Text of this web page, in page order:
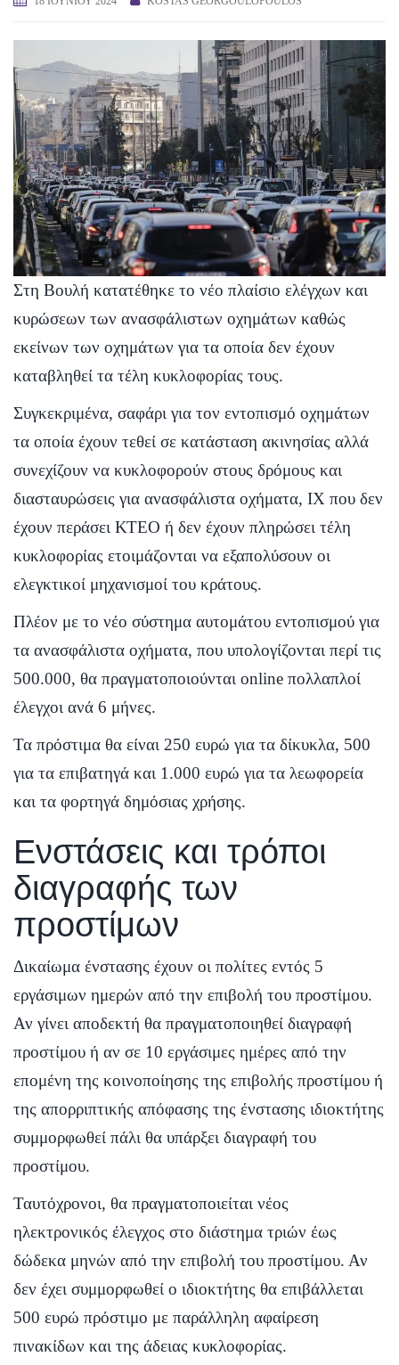
Στη Βουλή κατατέθηκε το νέο πλαίσιο ελέγχων και
κυρώσεων των ανασφάλιστων οχημάτων καθώς
εκείνων των οχημάτων για τα οποία δεν έχουν
καταβληθεί τα τέλη κυκλοφορίας τους.
Συγκεκριμένα, σαφάρι για τον εντοπισμό οχημάτων
τα οποία έχουν τεθεί σε κατάσταση ακινησίας αλλά
συνεχίζουν να κυκλοφορούν στους δρόμους και
διασταυρώσεις για ανασφάλιστα οχήματα, ΙΧ που δεν
έχουν περάσει ΚΤΕΟ ή δεν έχουν πληρώσει τέλη
κυκλοφορίας ετοιμάζονται να εξαπολύσουν οι
ελεγκτικοί μηχανισμοί του κράτους.
Πλέον με το νέο σύστημα αυτομάτου εντοπισμού για
τα ανασφάλιστα οχήματα, που υπολογίζονται περί τις
500.000, θα πραγματοποιούνται online πολλαπλοί
έλεγχοι ανά 6 μήνες.
Τα πρόστιμα θα είναι 250 ευρώ για τα δίκυκλα, 500
για τα επιβατηγά και 1.000 ευρώ για τα λεωφορεία
και τα φορτηγά δημόσιας χρήσης.
Ενστάσεις και τρόποι
διαγραφής των
προστίμων
Δικαίωμα ένστασης έχουν οι πολίτες εντός 5
εργάσιμων ημερών από την επιβολή του προστίμου.
Αν γίνει αποδεκτή θα πραγματοποιηθεί διαγραφή
προστίμου ή αν σε 10 εργάσιμες ημέρες από την
επομένη της κοινοποίησης της επιβολής προστίμου ή
της απορριπτικής απόφασης της ένστασης ιδιοκτήτης
συμμορφωθεί πάλι θα υπάρξει διαγραφή του
προστίμου.
Ταυτόχρονοι, θα πραγματοποιείται νέος
ηλεκτρονικός έλεγχος στο διάστημα τριών έως
δώδεκα μηνών από την επιβολή του προστίμου. Αν
δεν έχει συμμορφωθεί ο ιδιοκτήτης θα επιβάλλεται
500 ευρώ πρόστιμο με παράλληλη αφαίρεση
πινακίδων και της άδειας κυκλοφορίας.